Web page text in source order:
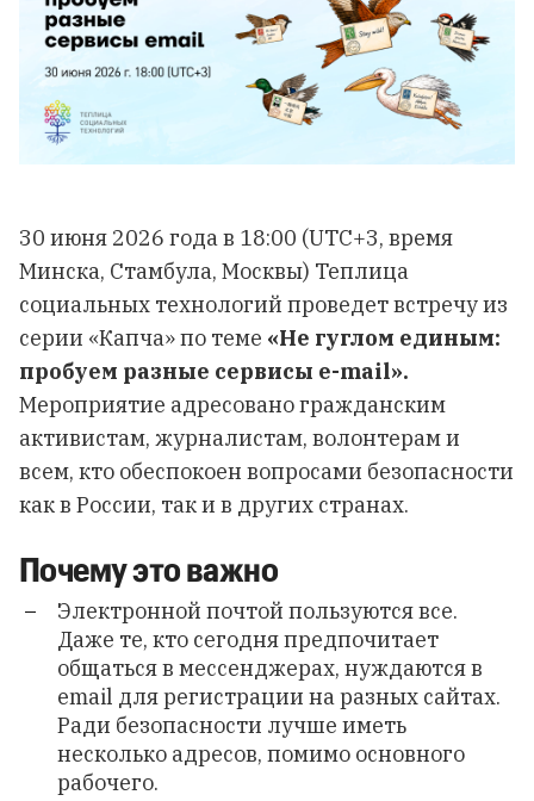
30 июня 2026 года в 18:00 (UTC+3, время
Минска, Стамбула, Москвы) Теплица
социальных технологий проведет встречу из
серии «Капча» по теме «Не гуглом единым:
пробуем разные сервисы e-mail».
Мероприятие адресовано гражданским
активистам, журналистам, волонтерам и
всем, кто обеспокоен вопросами безопасности
как в России, так и в других странах.
Почему это важно
Электронной почтой пользуются все.
Даже те, кто сегодня предпочитает
общаться в мессенджерах, нуждаются в
email для регистрации на разных сайтах.
Ради безопасности лучше иметь
несколько адресов, помимо основного
рабочего.